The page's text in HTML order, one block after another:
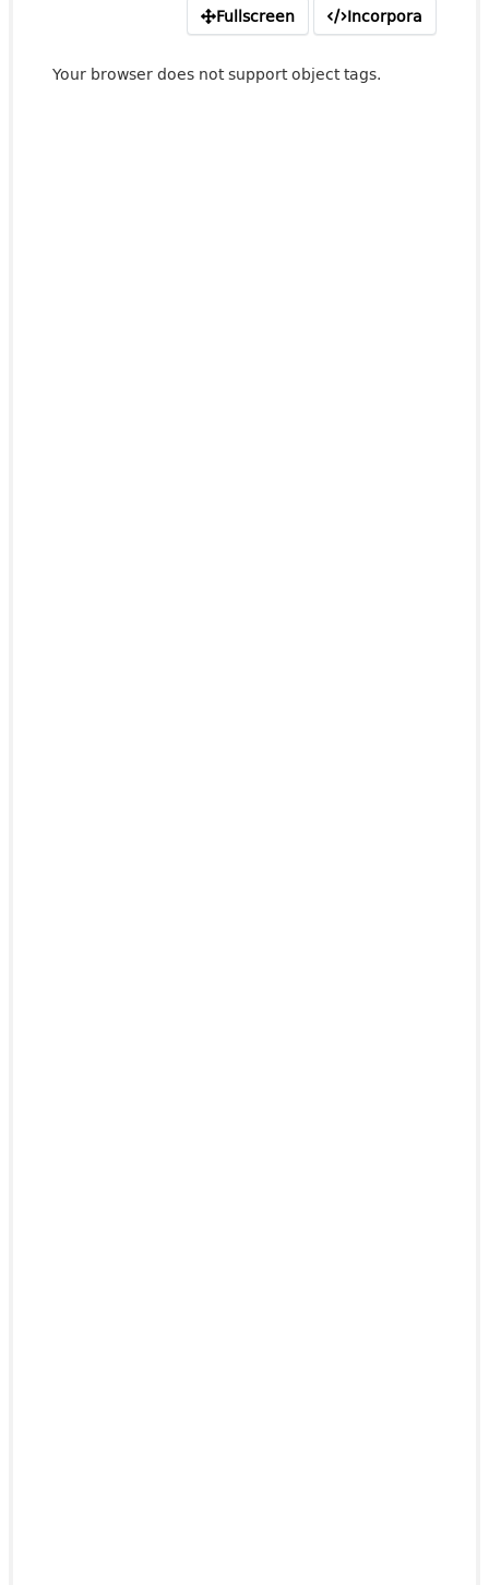
Fullscreen Incorpora
Your browser does not support object tags.